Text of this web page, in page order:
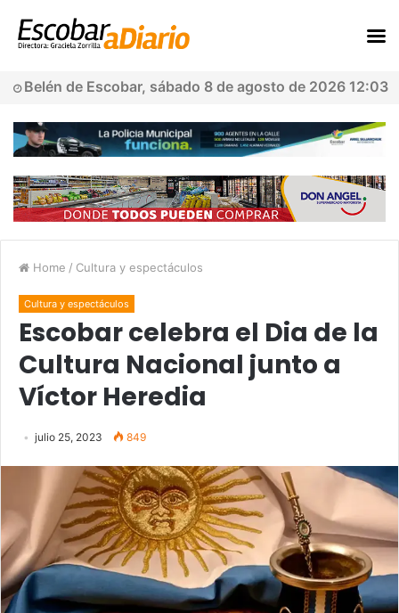
Belén de Escobar, sábado 8 de agosto de 2026 12:03
Home / Cultura y espectáculos
Cultura y espectáculos
Escobar celebra el Dia de la
Cultura Nacional junto a
Víctor Heredia
julio 25, 2023 849